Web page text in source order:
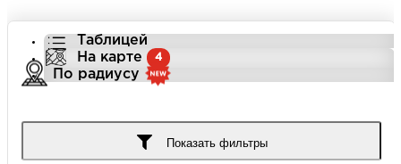
Таблицей
На карте
4
По радиусу
Показать фильтры